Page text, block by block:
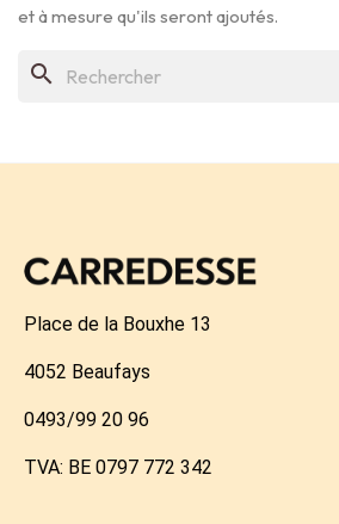
et à mesure qu'ils seront ajoutés.
search
Place de la Bouxhe 13
4052 Beaufays
0493/99 20 96
TVA: BE 0797 772 342